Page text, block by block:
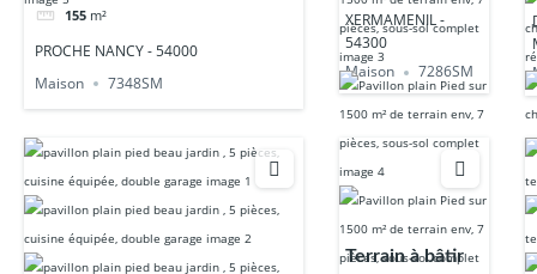
155 m²
PROCHE NANCY - 54000
Maison
7348SM
XERMAMENIL -
54300
Maison
7286SM
Terrain à bâtir